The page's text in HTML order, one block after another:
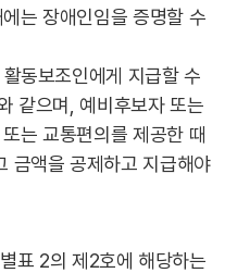
는 장애인임을 증명할 수
동보조인에게 지급할 수
같으며, 예비후보자 또는
는 교통편의를 제공한 때
금액을 공제하고 지급해야
별표 2의 제2호에 해당하는